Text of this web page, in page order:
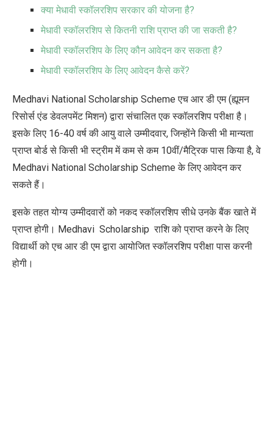
क्या मेधावी स्कॉलरशिप सरकार की योजना है?
मेधावी स्कॉलरशिप से कितनी राशि प्राप्त की जा सकती है?
मेधावी स्कॉलरशिप के लिए कौन आवेदन कर सकता है?
मेधावी स्कॉलरशिप के लिए आवेदन कैसे करें?
Medhavi National Scholarship Scheme एच आर डी एम (ह्यूमन
रिसोर्स एंड डेवलपमेंट मिशन) द्वारा संचालित एक स्कॉलरशिप परीक्षा है।
इसके लिए 16-40 वर्ष की आयु वाले उम्मीदवार, जिन्होंने किसी भी मान्यता
प्राप्त बोर्ड से किसी भी स्ट्रीम में कम से कम 10वीं/मैट्रिक पास किया है, वे
Medhavi National Scholarship Scheme के लिए आवेदन कर
सकते हैं।
इसके तहत योग्य उम्मीदवारों को नकद स्कॉलरशिप सीधे उनके बैंक खाते में
प्राप्त होगी। Medhavi Scholarshipराशि को प्राप्त करने के लिए
विद्यार्थी को एच आर डी एम द्वारा आयोजित स्कॉलरशिप परीक्षा पास करनी
होगी।